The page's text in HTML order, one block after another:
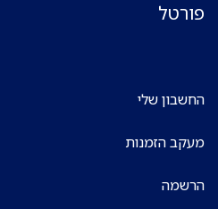
פורטל
החשבון שלי
מעקב הזמנות
הרשמה